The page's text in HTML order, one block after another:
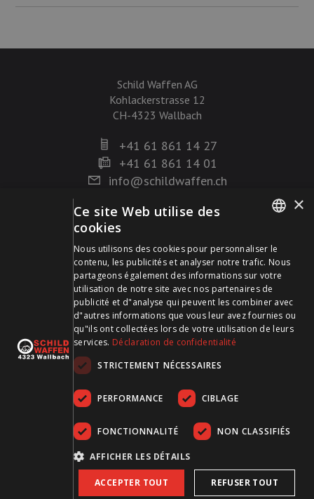
Schild Waffen AG
Kohlackerstrasse 12
CH-4323 Wallbach
+41 61 861 14 27
+41 61 861 14 01
info@schildwaffen.ch
Mode de paiement
Visitez-nous sur les médias sociaux et restez à jour !
FRENCH
×
Ce site Web utilise des
cookies
Nous utilisons des cookies pour personnaliser le
contenu, les publicités et analyser notre trafic. Nous
partageons également des informations sur votre
utilisation de notre site avec nos partenaires de
publicité et d"analyse qui peuvent les combiner avec
d"autres informations que vous leur avez fournies ou
qu"ils ont collectées lors de votre utilisation de leurs
services. Déclaration de confidentialité
STRICTEMENT NÉCESSAIRES
PERFORMANCE CIBLAGE
FONCTIONNALITÉ NON CLASSIFIÉS
AFFICHER LES DÉTAILS
ACCEPTER TOUT REFUSER TOUT